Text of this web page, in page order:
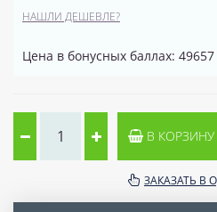
НАШЛИ ДЕШЕВЛЕ?
Цена в бонусных баллах: 49657
В КОРЗИНУ
ЗАКАЗАТЬ В